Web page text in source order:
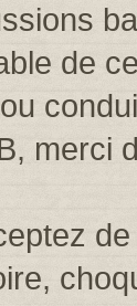
de
merci